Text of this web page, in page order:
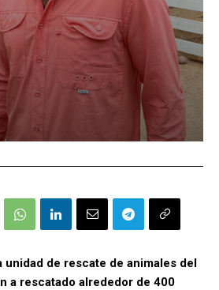
unidad de rescate de animales del
a rescatado alrededor de 400